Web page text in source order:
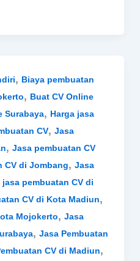
, Biaya pembuatan
, Buat CV Online
Surabaya, Harga jasa
CV, Jasa
, Jasa pembuatan CV
CV di Jombang, Jasa
jasa pembuatan CV di
CV di Kota Madiun,
Mojokerto, Jasa
, Jasa Pembuatan
CV di Madiun,